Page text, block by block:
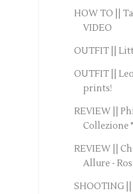
HOW TO ||
VIDEO
OUTFIT ||
OUTFIT ||
prints!
REVIEW ||
Collezione
REVIEW ||
Allure -
SHOOTING